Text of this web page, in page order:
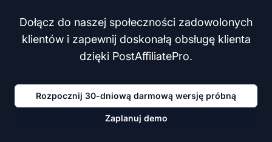
Dołącz do naszej społeczności zadowolonych
klientów i zapewnij doskonałą obsługę klienta
dzięki PostAffiliatePro.
Rozpocznij 30-dniową darmową wersję próbną
Zaplanuj demo